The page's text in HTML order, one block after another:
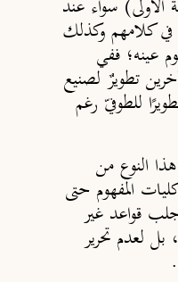
الأولى) سواء عند
في كلامهم وكذلك
عينه؛ ففي
تطويرٌ لصنيع
ًا للطوفيّ رغم
النوع من
المفهوم حتى
قواعد غير
بل لعدم تحرير